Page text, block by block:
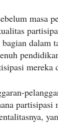
masa
dalam
mereka
partisipasi